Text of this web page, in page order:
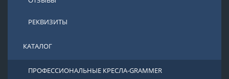
РЕКВИЗИТЫ
КАТАЛОГ
ПРОФЕССИОНАЛЬНЫЕ КРЕСЛА-GRAMMER